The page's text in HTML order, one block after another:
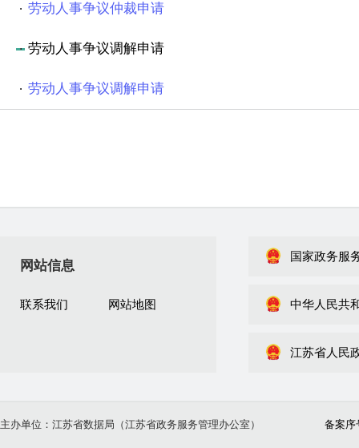
劳动人事争议仲裁申请
劳动人事争议调解申请
劳动人事争议调解申请
网站信息
联系我们 网站地图
国家政务服
中华人民共
江苏省人民
主办单位：江苏省数据局（江苏省政务服务管理办公室） 备案序